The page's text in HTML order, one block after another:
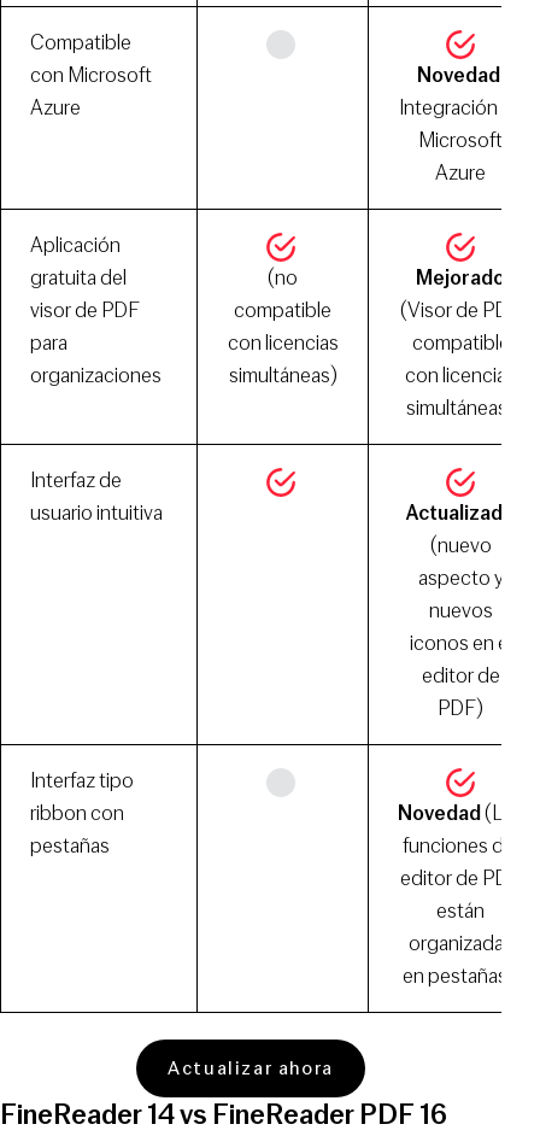
Compatible
con Microsoft
Azure
Novedad:
Integración en
Microsoft
Azure
Aplicación
gratuita del
visor de PDF
para
organizaciones
(no
compatible
con licencias
simultáneas)
Mejorado
(Visor de PDF
compatible
con licencias
simultáneas)
Interfaz de
usuario intuitiva
Actualizado
(nuevo
aspecto y
nuevos
iconos en el
editor de
PDF)
Interfaz tipo
ribbon con
pestañas
Novedad(Las
funciones del
editor de PDF
están
organizadas
en pestañas) ​
Actualizar ahora
FineReader 14 vs FineReader PDF 16